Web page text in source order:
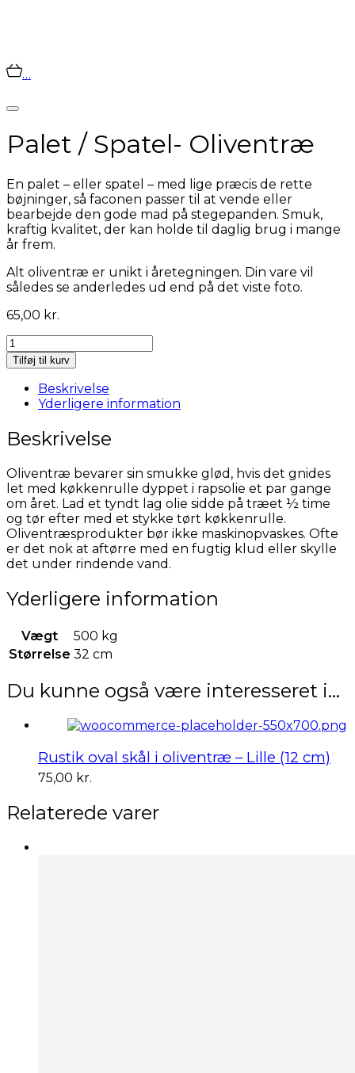
…
Palet / Spatel- Oliventræ
En palet – eller spatel – med lige præcis de rette
bøjninger, så faconen passer til at vende eller
bearbejde den gode mad på stegepanden. Smuk,
kraftig kvalitet, der kan holde til daglig brug i mange
år frem.
Alt oliventræ er unikt i åretegningen. Din vare vil
således se anderledes ud end på det viste foto.
65,00 kr.
Palet
/
Spatel-
Oliventræ
antal
Tilføj til kurv
Beskrivelse
Yderligere information
Beskrivelse
Oliventræ bevarer sin smukke glød, hvis det gnides
let med køkkenrulle dyppet i rapsolie et par gange
om året. Lad et tyndt lag olie sidde på træet ½ time
og tør efter med et stykke tørt køkkenrulle.
Oliventræsprodukter bør ikke maskinopvaskes. Ofte
er det nok at aftørre med en fugtig klud eller skylle
det under rindende vand.
Yderligere information
Vægt
500 kg
Størrelse 32 cm
Du kunne også være interesseret i…
Rustik oval skål i oliventræ – Lille (12 cm)
75,00 kr.
Relaterede varer